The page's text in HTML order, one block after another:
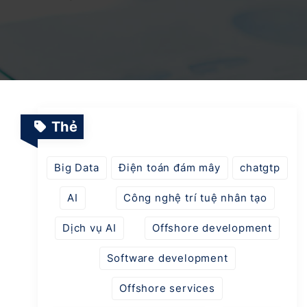
Thẻ
Big Data Điện toán đám mây chatgtp
AI Công nghệ trí tuệ nhân tạo
Dịch vụ AI Offshore development
Software development
Offshore services